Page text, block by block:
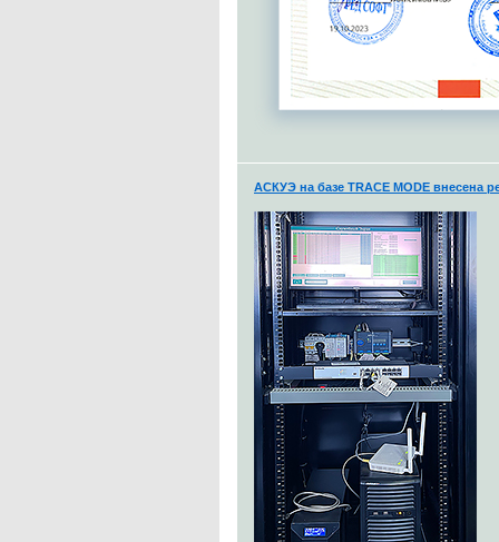
АСКУЭ на базе TRACE MODE внесена